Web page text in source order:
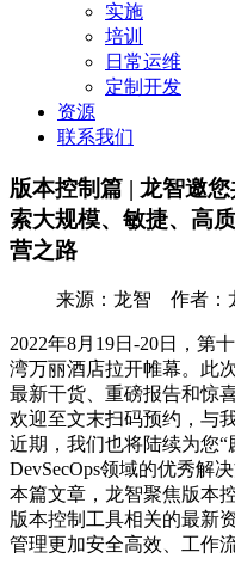
实施
培训
日常运维
定制开发
资源
联系我们
版本控制篇 | 龙智邀
索大规模、敏捷、高
营之路
来源：龙智 作者：
2022年8月19日-20日，第
湾万丽酒店拉开帷幕。此
最新干货、重磅报告和惊
欢迎至文末扫码预约，与
近期，我们也将陆续为您
DevSecOps领域的优秀解决
本篇文章，龙智聚焦版本
版本控制工具相关的最新
管理更加安全高效、工作